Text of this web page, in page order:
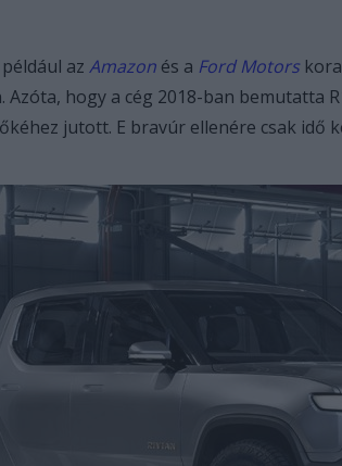
az Amazon és a Ford Motors
hogy a cég 2018-ban bemutatta
jutott. E bravúr ellenére csak idő